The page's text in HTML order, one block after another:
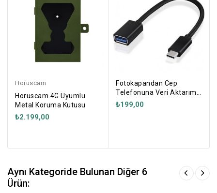
Horuscam
Horuscam 4G Uyumlu
Metal Koruma Kutusu
₺2.199,00
Fotokapandan Cep
Telefonuna Veri Aktarımı
Kablosu
₺199,00
Aynı Kategoride Bulunan Diğer 6
Ürün: